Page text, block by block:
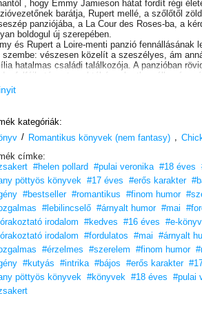
, hogy Emmy Jamieson hátat fordít régi
barátja, Rupert mellé, a szőlőtől
panziójába, a La Cour des Roses-ba, a
boldogul új szerepében.
és Rupert a Loire-menti panzió fennállásának
szembe: vészesen közelít a szeszélyes, ám
hatalmas családi találkozója. A panzióban
a felfújható matracoktól és a kertben
felkészült a megmérettetésre, és szerencsére
félig francia könyvelő, Alain segítségében is
Rupert rosszmájú ex-neje is felbukkan,
nem tartja magában gonosz megjegyzéseit
sőt a gyanútlan Alainnel kapcsolatban
rá a véget nem érő napsütés, az igaz szerelem
tényleg búcsút kell mondania az álmainak?
kategóriák:
/ Romantikus könyvek (nem fantasy) ,
címke:
#helen pollard #pulai veronika #18 éves
pöttyös könyvek #17 éves #erős karakter
#bestseller #romantikus #finom humor
#lebilincselő #árnyalt humor #mai
irodalom
#kedves #16 éves #e-
irodalom
#fordulatos #mai #árnyalt
#érzelmes #szerelem #finom humor
#kutyás #intrika #bájos #erős karakter
pöttyös könyvek #könyvek #18 éves #pulai